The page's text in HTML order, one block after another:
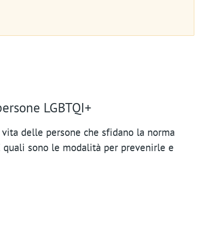
m
LGBTQI+
delle persone che sfidano la norma
quali sono le modalità per prevenirle e